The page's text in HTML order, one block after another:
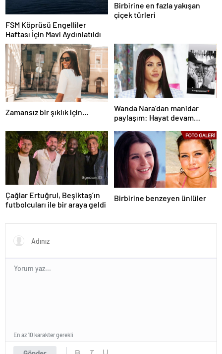
FSM Köprüsü Engelliler
Haftası İçin Mavi Aydınlatıldı
Birbirine en fazla yakışan
çiçek türleri
Zamansız bir şıklık için…
Wanda Nara’dan manidar
paylaşım: Hayat devam
Çağlar Ertuğrul, Beşiktaş’ın
futbolcuları ile bir araya geldi
Birbirine benzeyen ünlüler
En az 10 karakter gerekli